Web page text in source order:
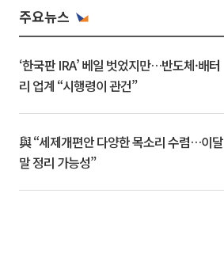
주요뉴스
‘한국판 IRA’ 베일 벗었지만…반도체·배터
리 업계 “시행령이 관건”
與 “세제개편안 다양한 목소리 수렴…이달
말 정리 가능성”